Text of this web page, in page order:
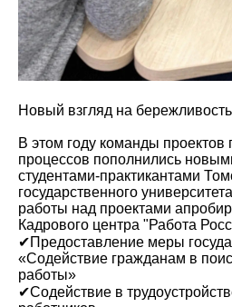
Новый взгляд на бережливость
В этом году команды проектов
процессов пополнились
студентами-практикантами
государственного
работы над проектами
Кадрового центра "Работа
✔Предоставление меры
«Содействие гражданам в
работы»
✔Содействие в